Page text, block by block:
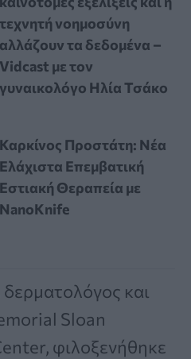
τεχνητή νοημοσύνη
αλλάζουν τα δεδομένα –
Vidcast με τον
γυναικολόγο Ηλία Τσάκο
Καρκίνος Προστάτη: Νέα
Ελάχιστα Επεμβατική
Εστιακή Θεραπεία με
NanoKnife
δερματολόγος και
Sloan
φιλοξενήθηκε